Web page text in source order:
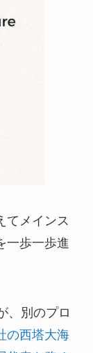
てメインス
一歩一歩進
、別のプロ
の西塔大海